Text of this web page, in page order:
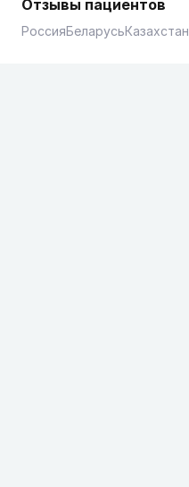
Отзывы пациентов
РоссияБеларусьКазахстан